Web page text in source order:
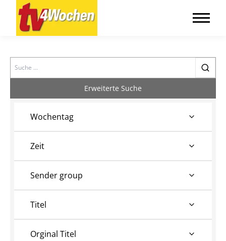
Search
Erweiterte Suche
Wochentag
Zeit
Sender group
Titel
Orginal Titel